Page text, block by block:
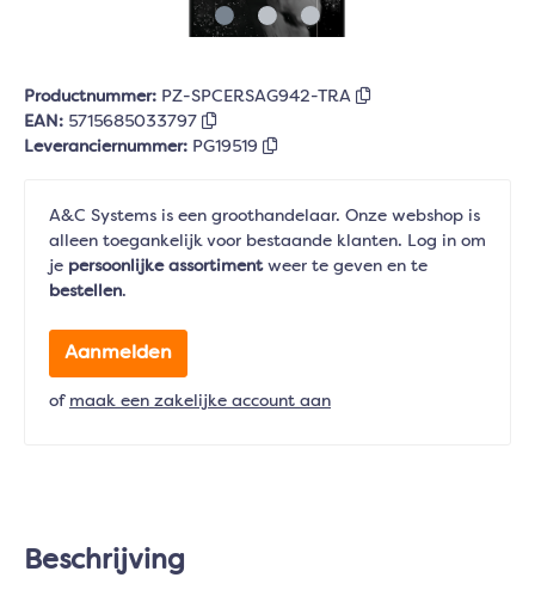
Productnummer: PZ-SPCERSAG942-TRA
EAN: 5715685033797
Leveranciernummer: PG19519
A&C Systems is een groothandelaar. Onze webshop is
alleen toegankelijk voor bestaande klanten. Log in om
je persoonlijke assortimentweer te geven en te
bestellen.
Aanmelden
of maak een zakelijke account aan
Beschrijving